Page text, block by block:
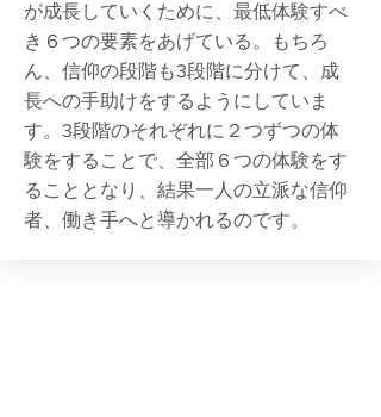
が成長していくために、最低体験すべ
き６つの要素をあげている。もちろ
ん、信仰の段階も3段階に分けて、成
長への手助けをするようにしていま
す。3段階のそれぞれに２つずつの体
験をすることで、全部６つの体験をす
ることとなり、結果一人の立派な信仰
者、働き手へと導かれるのです。